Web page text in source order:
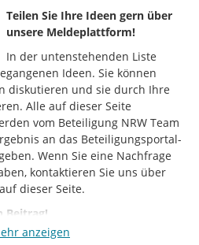
Teilen Sie Ihre Ideen gern über
unsere Meldeplattform!
In der untenstehenden Liste
Ideen. Sie können
diskutieren und sie durch Ihre
Alle auf dieser Seite
vom Beteiligung NRW Team
an das Beteiligungsportal-
Wenn Sie eine Nachfrage
kontaktieren Sie uns über
dieser Seite.
Beitrag!
anzeigen